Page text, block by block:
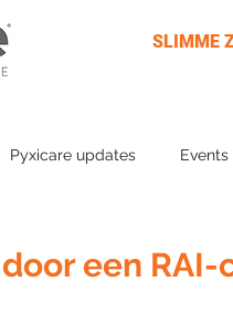
SLIMME
Pyxicare updates Events
een RAI-